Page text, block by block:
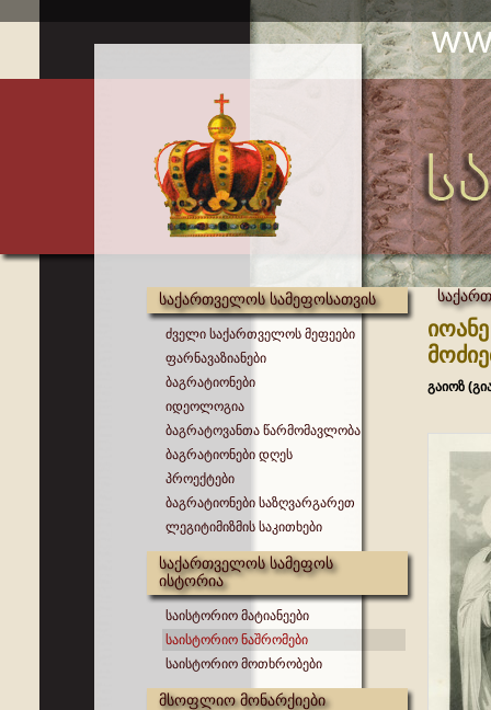
საქართველოს სამეფოსათვის
ძველი საქართველოს მეფეები
ფარნავაზიანები
ბაგრატიონები
იდეოლოგია
ბაგრატოვანთა წარმომავლობა
ბაგრატიონები დღეს
პროექტები
ბაგრატიონები საზღვარგარეთ
ლეგიტიმიზმის საკითხები
საქართველოს სამეფოს
ისტორია
საისტორიო მატიანეები
საისტორიო ნაშრომები
საისტორიო მოთხრობები
მსოფლიო მონარქიები
გაიოზ